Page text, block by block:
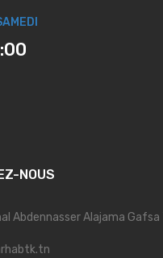
NOUS
Abdennasser Alajama Gafsa